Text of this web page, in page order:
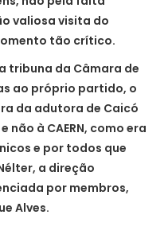
valiosa visita do
tão crítico.
tribuna da Câmara de
ao próprio partido, o
da adutora de Caicó
não à CAERN, como era
e por todos que
a direção
por membros,
Alves.